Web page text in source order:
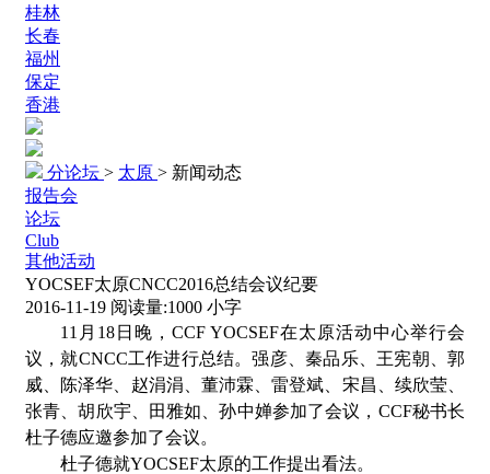
桂林
长春
福州
保定
香港
分论坛 > 太原 > 新闻动态
报告会
论坛
Club
其他活动
YOCSEF太原CNCC2016总结会议纪要
2016-11-19 阅读量:1000 小字
11月18日晚，CCF YOCSEF在太原活动中心举行会
议，就CNCC工作进行总结。强彦、秦品乐、王宪朝、郭
威、陈泽华、赵涓涓、董沛霖、雷登斌、宋昌、续欣莹、
张青、胡欣宇、田雅如、孙中婵参加了会议，CCF秘书长
杜子德应邀参加了会议。
杜子德就YOCSEF太原的工作提出看法。